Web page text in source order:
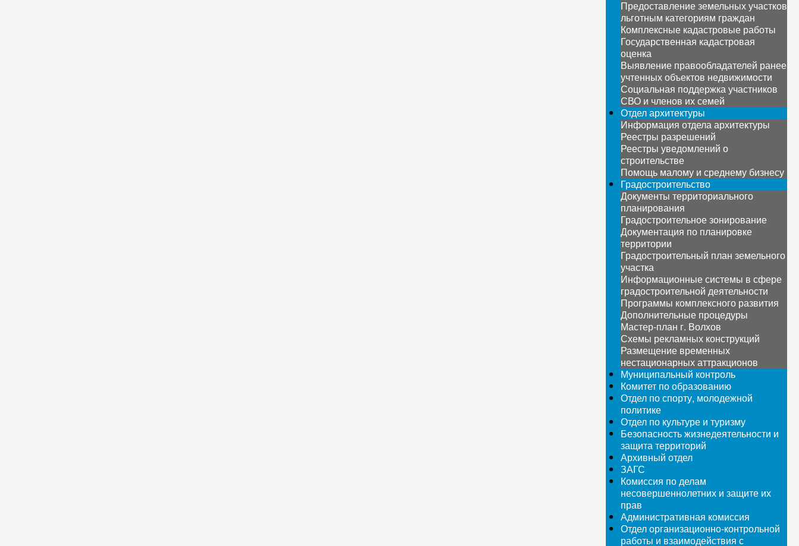
Предоставление земельных участков
льготным категориям граждан
Комплексные кадастровые работы
Государственная кадастровая
оценка
Выявление правообладателей ранее
учтенных объектов недвижимости
Социальная поддержка участников
СВО и членов их семей
Отдел архитектуры
Информация отдела архитектуры
Реестры разрешений
Реестры уведомлений о
строительстве
Помощь малому и среднему бизнесу
Градостроительство
Документы территориального
планирования
Градостроительное зонирование
Документация по планировке
территории
Градостроительный план земельного
участка
Информационные системы в сфере
градостроительной деятельности
Программы комплексного развития
Дополнительные процедуры
Мастер-план г. Волхов
Схемы рекламных конструкций
Размещение временных
нестационарных аттракционов
Муниципальный контроль
Комитет по образованию
Отдел по спорту, молодежной
политике
Отдел по культуре и туризму
Безопасность жизнедеятельности и
защита территорий
Архивный отдел
ЗАГС
Комиссия по делам
несовершеннолетних и защите их
прав
Административная комиссия
Отдел организационно-контрольной
работы и взаимодействия с